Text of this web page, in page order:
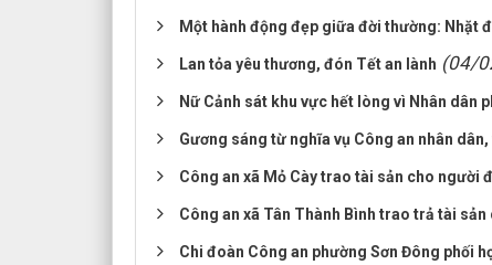
Một hành động đẹp giữa đời thường: Nhặt
Lan tỏa yêu thương, đón Tết an lành (04/
Nữ Cảnh sát khu vực hết lòng vì Nhân dân
Gương sáng từ nghĩa vụ Công an nhân
Công an xã Mỏ Cày trao tài sản cho người
Công an xã Tân Thành Bình trao trả tài
Chi đoàn Công an phường Sơn Đông phối